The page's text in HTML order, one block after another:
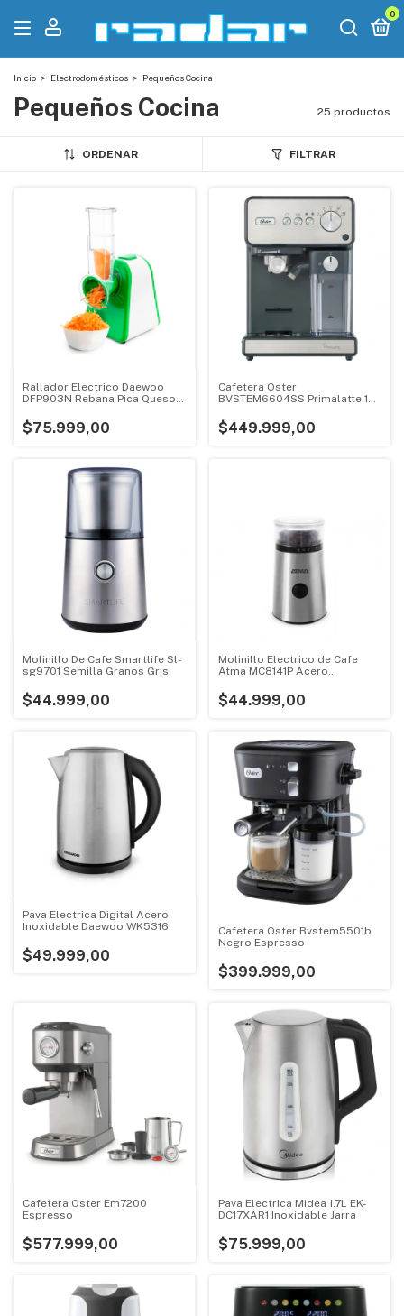
0
Inicio > Electrodomésticos > Pequeños Cocina
Pequeños Cocina 25 productos
ORDENAR FILTRAR
Rallador Electrico Daewoo
DFP903N Rebana Pica Queso
$75.999,00
Cafetera Oster
BVSTEM6604SS Primalatte 15
$449.999,00
Molinillo De Cafe Smartlife Sl-
sg9701 Semilla Granos Gris
$44.999,00
Molinillo Electrico de Cafe
Atma MC8141P Acero
$44.999,00
Pava Electrica Digital Acero
Inoxidable Daewoo WK5316
$49.999,00
Cafetera Oster Bvstem5501b
Negro Espresso
$399.999,00
Cafetera Oster Em7200
Espresso
$577.999,00
Pava Electrica Midea 1.7L EK-
DC17XAR1 Inoxidable Jarra
$75.999,00